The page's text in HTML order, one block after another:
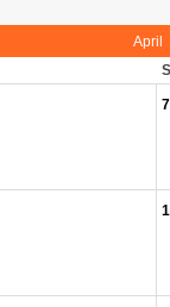
April
7